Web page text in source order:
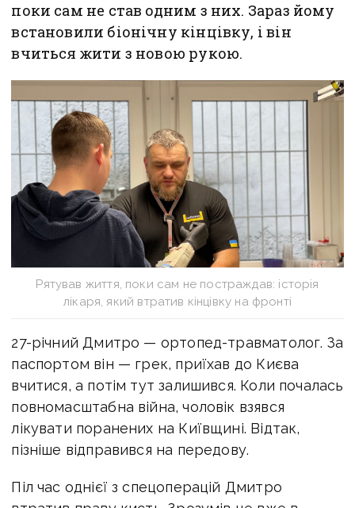
поки сам не став одним з них. Зараз йому
встановили біонічну кінцівку, і він
вчиться жити з новою рукою.
Рятував життя, поки сам не постраждав: історія
лікаря, який втратив кінцівку на фронті
27-річний Дмитро — ортопед-травматолог. За
паспортом він — грек, приїхав до Києва
вчитися, а потім тут залишився. Коли почалась
повномасштабна війна, чоловік взявся
лікувати поранених на Київщині. Відтак,
пізніше відправився на передову.
Піл час однієї з спецоперацій Дмитро